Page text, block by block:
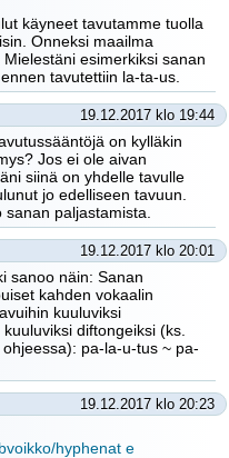
käyneet tavutamme tuolla
Onneksi maailma
esimerkiksi sanan
tavutettiin la-ta-us.
19.12.2017 klo 19:44
on kylläkin
Jos ei ole aivan
siinä on yhdelle tavulle
jo edelliseen tavuun.
paljastamista.
19.12.2017 klo 20:01
sanoo näin: Sanan
kahden vokaalin
kuuluviksi
diftongeiksi (ks.
pa-la-u-tus ~ pa-
19.12.2017 klo 20:23
hyphenat e